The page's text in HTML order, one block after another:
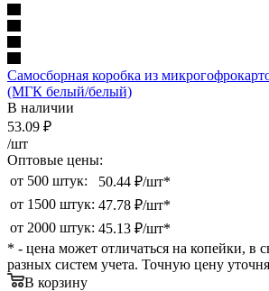
Самосборная коробка из
(МГК белый/белый)
В наличии
53.09 ₽
/шт
Оптовые цены:
от 500 штук:
50.44 ₽/шт*
от 1500 штук: 47.78 ₽/шт*
от 2000 штук: 45.13 ₽/шт*
* - цена может отличаться на копейки, в
разных систем учета. Точную цену
В корзину